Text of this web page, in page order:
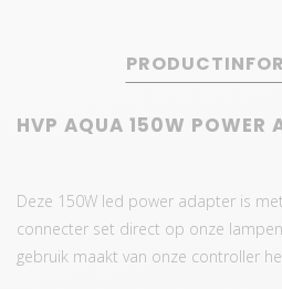
HVP AQUA 150W POWER
Deze 150W led power adapter is
connecter set direct op onze
gebruik maakt van onze controller